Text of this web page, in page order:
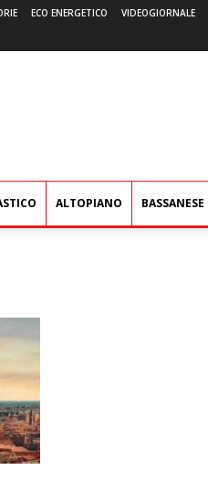
ECO ENERGETICO VIDEOGIORNALE
ALTOPIANO BASSANESE